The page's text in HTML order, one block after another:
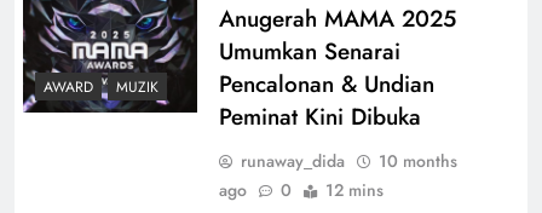
AWARD MUZIK
Anugerah MAMA 2025
Umumkan Senarai
Pencalonan & Undian
Peminat Kini Dibuka
runaway_dida
10 months
ago
0 12 mins